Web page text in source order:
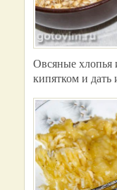
Овсяные хлопья
кипятком и дать